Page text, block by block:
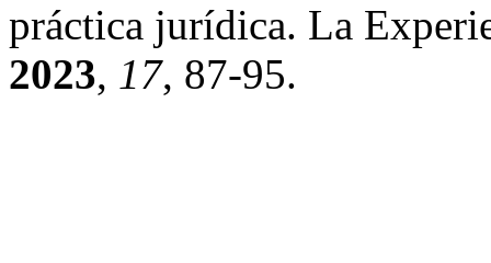
práctica jurídica. La
2023, 17, 87-95.